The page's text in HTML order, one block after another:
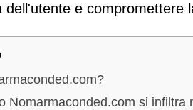
dell'utente e compromettere
Nomarmaconded.com si infiltra